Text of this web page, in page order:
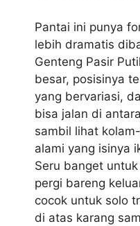
Pantai ini punya
lebih dramatis
Genteng Pasir
besar, posisinya
yang bervariasi,
bisa jalan di
sambil lihat
alami yang isinya
Seru banget
pergi bareng
cocok untuk solo
di atas karang